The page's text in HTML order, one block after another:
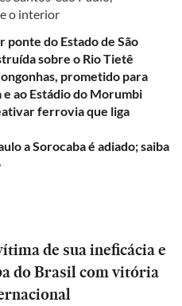
o interior
ponte do Estado de São
sobre o Rio Tietê
prometido para
ao Estádio do Morumbi
ferrovia que liga
a Sorocaba é adiado; saiba
de sua ineficácia e
do Brasil com vitória